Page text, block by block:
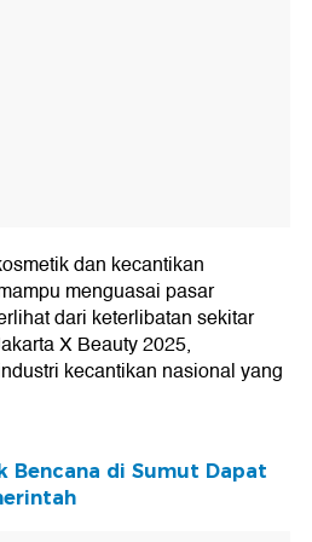
dan kecantikan
menguasai pasar
dari keterlibatan sekitar
X Beauty 2025,
kecantikan nasional yang
Bencana di Sumut Dapat